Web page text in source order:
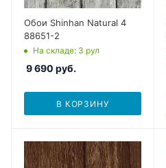
Обои Shinhan Natural 4
88651-2
На складе: 3 рул
9 690 руб.
В КОРЗИНУ